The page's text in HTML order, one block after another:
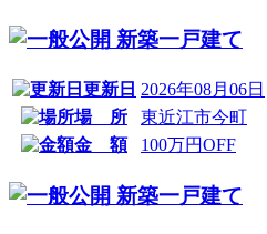
新築一戸建て
更新日 2026年08月06日
場 所
東近江市今町
金 額
100万円OFF
新築一戸建て